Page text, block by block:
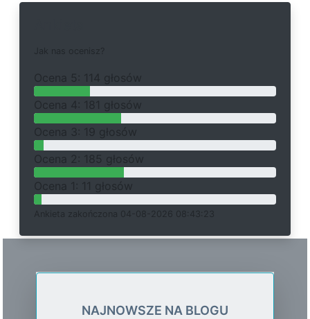
a a
O
a 5: 114 głosów
O
a 4: 181 głosów
O
a 3: 19 głosów
O
a 2: 185 głosów
O
a 1: 11 głosów
Ankieta a a 04-08-2026 08:43:23
NAJNOWSZE NA BLOGU